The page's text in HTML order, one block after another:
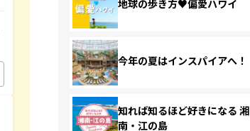
地球の歩き方♥偏愛ハワイ
今年の夏はインスパイアへ！
知れば知るほど好きになる 湘
南・江の島